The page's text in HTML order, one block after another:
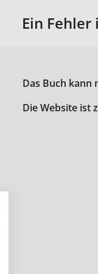
Ein
Das Buch kann
Die Website ist